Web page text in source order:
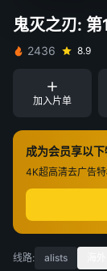
鬼灭之刃: 第
2436
8.9
加入片单
成为会员享以
4K超高清去广告
线路: alists